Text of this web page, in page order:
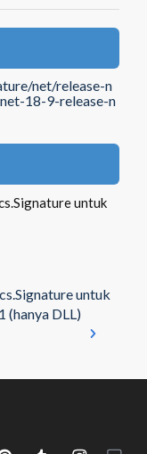
net/release-n
18-9-release-n
untuk
untuk
(hanya DLL)